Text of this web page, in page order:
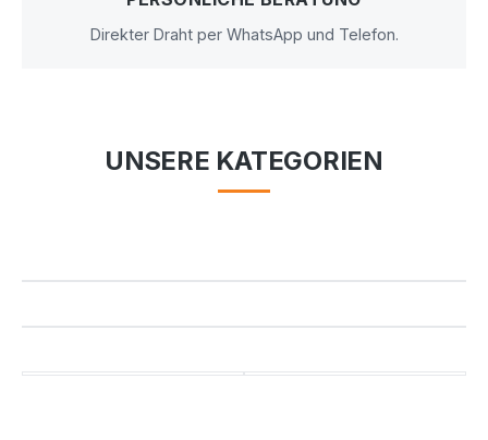
Direkter Draht per WhatsApp und Telefon.
UNSERE KATEGORIEN